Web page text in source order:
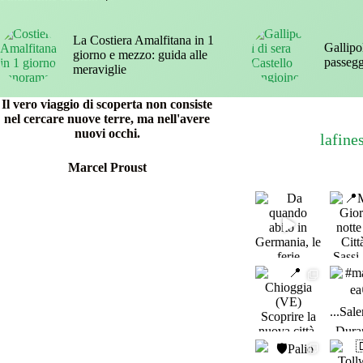
La Costiera Amalfitana in 1
giorno e mezzo: guida alle
meraviglie
Il vero viaggio di scoperta non consiste
nel cercare nuove terre, ma nell'avere
nuovi occhi.
Marcel Proust